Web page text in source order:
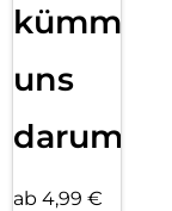
kümmern
uns
darum!
ab 4,99 €